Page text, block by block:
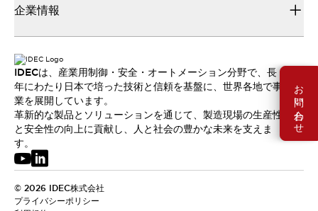
お問い合わせ
企業情報
IDECは、産業用制御・安全・オートメーション分野で、長
年にわたり日本で培った技術と信頼を基盤に、世界各地で事
業を展開しています。
革新的な製品とソリューションを通じて、製造現場の生産性
と安全性の向上に貢献し、人と社会の豊かな未来を支えま
す。
© 2026 IDEC株式会社
プライバシーポリシー